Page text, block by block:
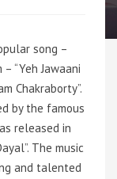
song –
“Yeh Jawaani
Chakraborty”.
by the famous
released in
The music
and talented